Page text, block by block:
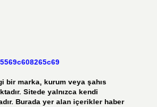
bir marka, kurum veya şahıs
Sitede yalnızca kendi
Burada yer alan içerikler haber